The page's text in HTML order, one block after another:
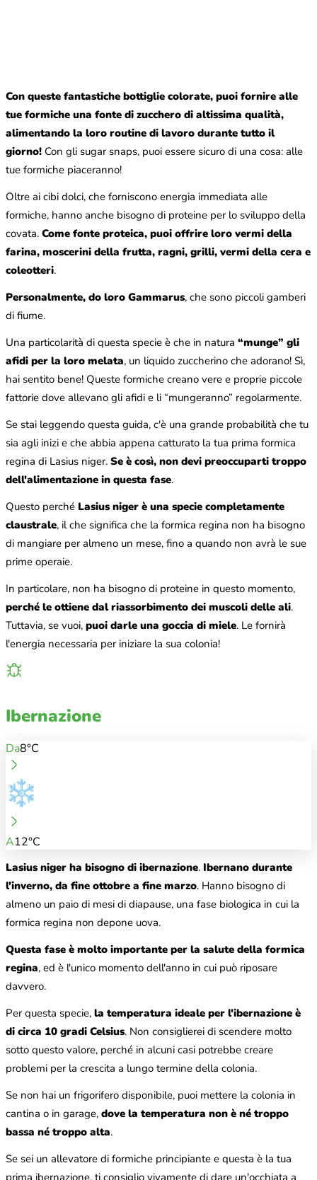
Con queste fantastiche bottiglie colorate, puoi fornire alle
tue formiche una fonte di zucchero di altissima qualità,
alimentando la loro routine di lavoro durante tutto il
giorno! Con gli sugar snaps, puoi essere sicuro di una cosa: alle
tue formiche piaceranno!
Oltre ai cibi dolci, che forniscono energia immediata alle
formiche, hanno anche bisogno di proteine per lo sviluppo della
covata. Come fonte proteica, puoi offrire loro vermi della
farina, moscerini della frutta, ragni, grilli, vermi della cera e
coleotteri.
Personalmente, do loro Gammarus, che sono piccoli gamberi
di fiume.
Una particolarità di questa specie è che in natura “munge” gli
afidi per la loro melata, un liquido zuccherino che adorano! Sì,
hai sentito bene! Queste formiche creano vere e proprie piccole
fattorie dove allevano gli afidi e li “mungeranno” regolarmente.
Se stai leggendo questa guida, c'è una grande probabilità che tu
sia agli inizi e che abbia appena catturato la tua prima formica
regina di Lasius niger. Se è così, non devi preoccuparti troppo
dell'alimentazione in questa fase.
Questo perché Lasius niger è una specie completamente
claustrale, il che significa che la formica regina non ha bisogno
di mangiare per almeno un mese, fino a quando non avrà le sue
prime operaie.
In particolare, non ha bisogno di proteine in questo momento,
perché le ottiene dal riassorbimento dei muscoli delle ali.
Tuttavia, se vuoi, puoi darle una goccia di miele. Le fornirà
l'energia necessaria per iniziare la sua colonia!
Ibernazione
Da8°C
A12°C
Lasius niger ha bisogno di ibernazione. Ibernano durante
l'inverno, da fine ottobre a fine marzo. Hanno bisogno di
almeno un paio di mesi di diapause, una fase biologica in cui la
formica regina non depone uova.
Questa fase è molto importante per la salute della formica
regina, ed è l'unico momento dell'anno in cui può riposare
davvero.
Per questa specie, la temperatura ideale per l'ibernazione è
di circa 10 gradi Celsius. Non consiglierei di scendere molto
sotto questo valore, perché in alcuni casi potrebbe creare
problemi per la crescita a lungo termine della colonia.
Se non hai un frigorifero disponibile, puoi mettere la colonia in
cantina o in garage, dove la temperatura non è né troppo
bassa né troppo alta.
Se sei un allevatore di formiche principiante e questa è la tua
prima ibernazione, ti consiglio vivamente di dare un'occhiata a